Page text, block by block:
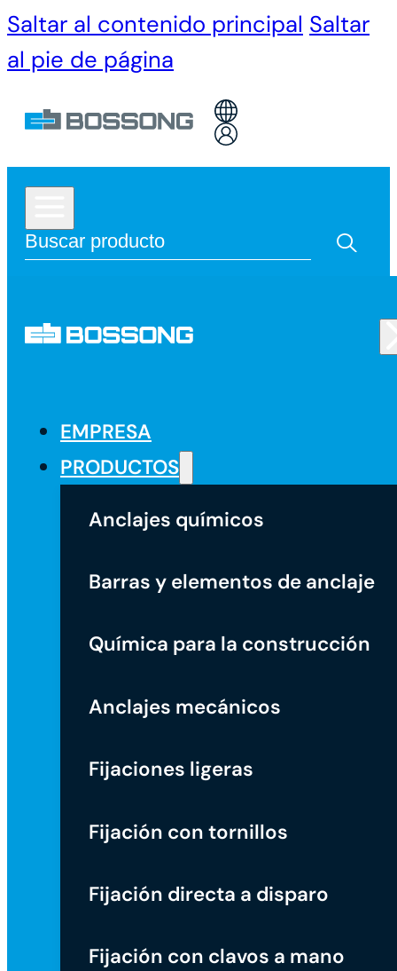
Saltar al contenido principal Saltar
al pie de página
EMPRESA
PRODUCTOS
Anclajes químicos
Barras y elementos de anclaje
Química para la construcción
Anclajes mecánicos
Fijaciones ligeras
Fijación con tornillos
Fijación directa a disparo
Fijación con clavos a mano